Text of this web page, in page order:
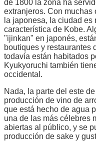
de 1800 la zona ha
extranjeros. Con muchas
la japonesa, la ciudad es
característica de Kobe.
"ijinkan" en japonés,
boutiques y restaurantes
todavía están habitados
Kyukyoruchi también
occidental.
Nada, la parte del este
producción de vino de
que está hecho de agua
una de las más célebres
abiertas al público, y se
producción de sake y